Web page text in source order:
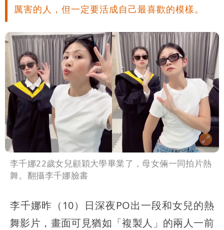
厲害的人，但一定要活成自己最喜歡的模樣。
李千娜22歲女兒顧穎大學畢業了，母女倆一同拍片熱
舞。翻攝李千娜臉書
李千娜昨（10）日深夜PO出一段和女兒的熱
舞影片，畫面可見猶如「複製人」的兩人一前